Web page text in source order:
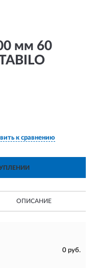
мм 60
к сравнению
ОПИСАНИЕ
0 руб.